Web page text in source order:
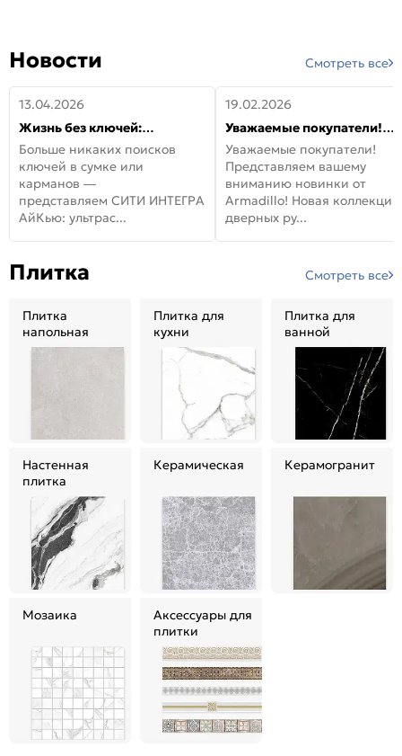
Новости Смотреть все
13.04.2026
Жизнь без ключей:
встречайте новую дверь
СИТИ ИНТЕГРА АйКью!
Больше никаких поисков
ключей в сумке или
карманов —
представляем СИТИ ИНТЕГРА
АйКью: ультрас...
19.02.2026
Уважаемые покупатели!
Представляем вашему
вниманию новинки от
Armadillo!
Уважаемые покупатели!
Представляем вашему
вниманию новинки от
Armadillo! Новая коллекция
дверных ру...
Плитка Смотреть все
Плитка
напольная
Плитка для
кухни
Плитка для
ванной
Настенная
плитка
Керамическая Керамогранит
Мозаика
Аксессуары для
плитки